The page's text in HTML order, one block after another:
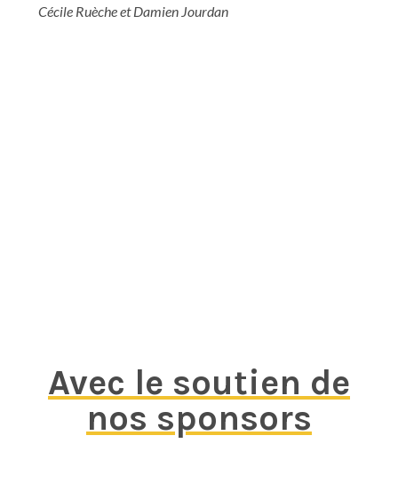
Cécile Ruèche et Damien Jourdan
Avec le soutien de
nos sponsors